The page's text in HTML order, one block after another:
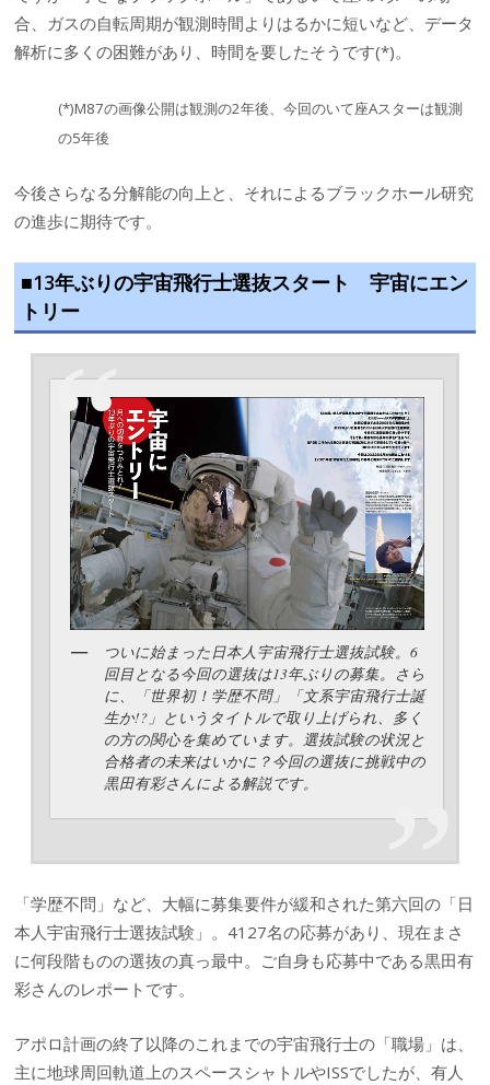
合、ガスの自転周期が観測時間よりはるかに短いなど、データ
解析に多くの困難があり、時間を要したそうです(*)。
(*)M87の画像公開は観測の2年後、今回のいて座Aスターは観測
の5年後
今後さらなる分解能の向上と、それによるブラックホール研究
の進歩に期待です。
■13年ぶりの宇宙飛行士選抜スタート 宇宙にエン
トリー
ついに始まった日本人宇宙飛行士選抜試験。6
回目となる今回の選抜は13年ぶりの募集。さら
に、「世界初！学歴不問」「文系宇宙飛行士誕
生か!?」というタイトルで取り上げられ、多く
の方の関心を集めています。選抜試験の状況と
合格者の未来はいかに？今回の選抜に挑戦中の
黒田有彩さんによる解説です。
「学歴不問」など、大幅に募集要件が緩和された第六回の「日
本人宇宙飛行士選抜試験」。4127名の応募があり、現在まさ
に何段階ものの選抜の真っ最中。ご自身も応募中である黒田有
彩さんのレポートです。
アポロ計画の終了以降のこれまでの宇宙飛行士の「職場」は、
主に地球周回軌道上のスペースシャトルやISSでしたが、有人